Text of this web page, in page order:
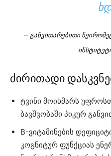
— განვითარებითი
ძირითადი
ტვინი მოიხმარს
ბავშვობაში პიკურ
B-ვიტამინების
კოგნიტურ ფუნქციას